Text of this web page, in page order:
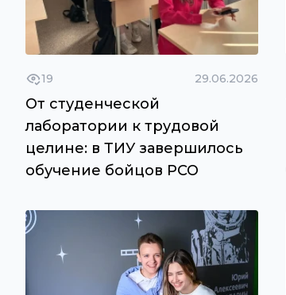
19 29.06.2026
От студенческой
лаборатории к трудовой
целине: в ТИУ завершилось
обучение бойцов РСО